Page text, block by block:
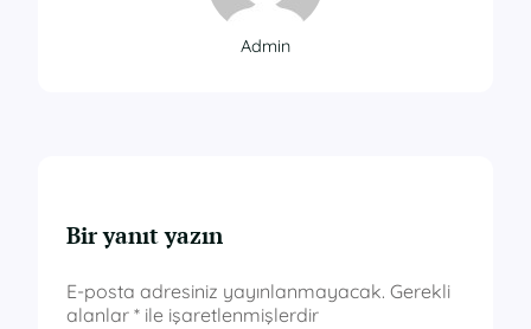
Admin
Bir yanıt yazın
E-posta adresiniz yayınlanmayacak. Gerekli
alanlar * ile işaretlenmişlerdir